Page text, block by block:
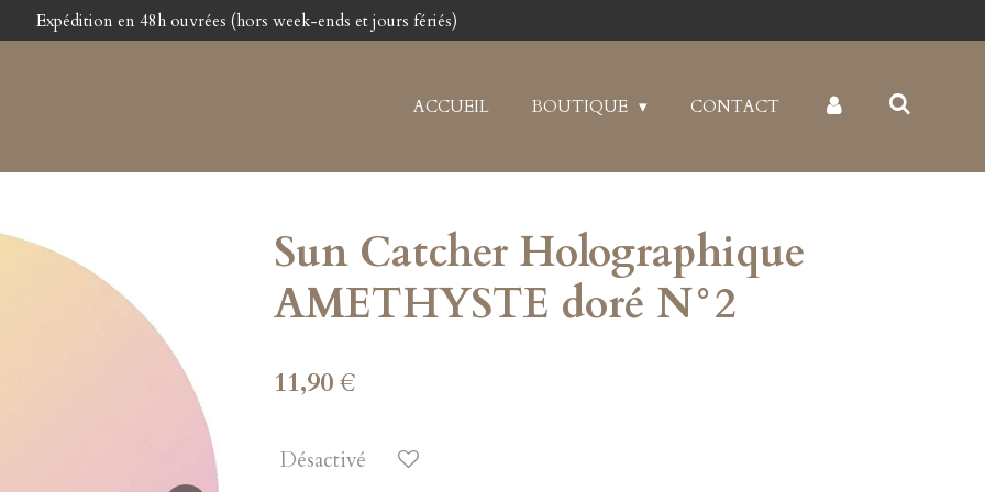
Expédition en 48h ouvrées (hors week-ends et jours fériés)
ACCUEIL BOUTIQUE CONTACT
Sun Catcher Holographique
AMETHYSTE doré N°2
11,90 €
Désactivé